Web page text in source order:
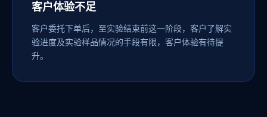
客户体验不足
客户委托下单后，至实验结束前这一阶段，客户了解实
验进度及实验样品情况的手段有限，客户体验有待提
升。